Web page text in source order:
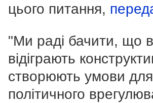
цього питання,
"Ми раді бачити, що
відіграють
створюють умови для
політичного